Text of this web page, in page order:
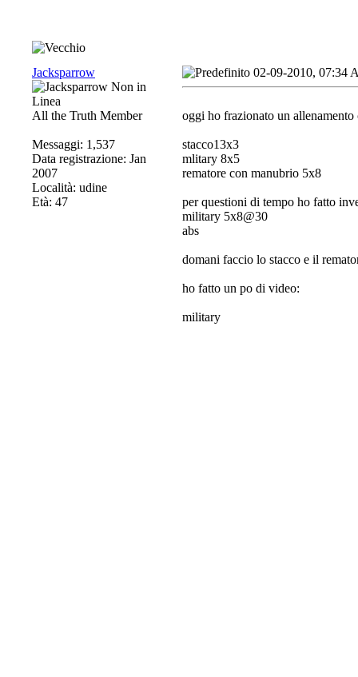
Jacksparrow
All the Truth Member
Messaggi: 1,537
Data registrazione: Jan
2007
Località: udine
Età: 47
02-09-2010, 07:34
oggi ho frazionato un allenamento
stacco13x3
mlitary 8x5
rematore con manubrio 5x8
per questioni di tempo ho fatto
military 5x8@30
abs
domani faccio lo stacco e il
ho fatto un po di video:
military